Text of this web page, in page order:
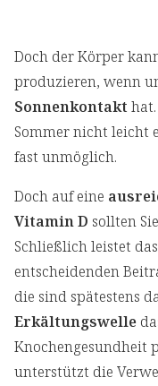
Doch der Körper
produzieren, wenn
Sonnenkontakt
Sommer nicht leicht
fast unmöglich.
Doch auf eine
Vitamin D sollten
Schließlich leistet
entscheidenden
die sind spätestens
Erkältungswelle
Knochengesundheit
unterstützt die